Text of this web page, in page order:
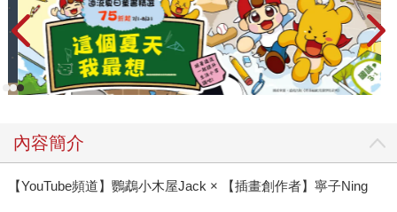
內容簡介
【YouTube頻道】鸚鵡小木屋Jack × 【插畫創作者】寧子Ning